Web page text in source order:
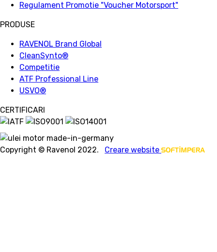
Regulament Promotie "Voucher Motorsport"
PRODUSE
RAVENOL Brand Global
CleanSynto®
Competitie
ATF Professional Line
USVO®
CERTIFICARI
Copyright © Ravenol 2022. Creare website